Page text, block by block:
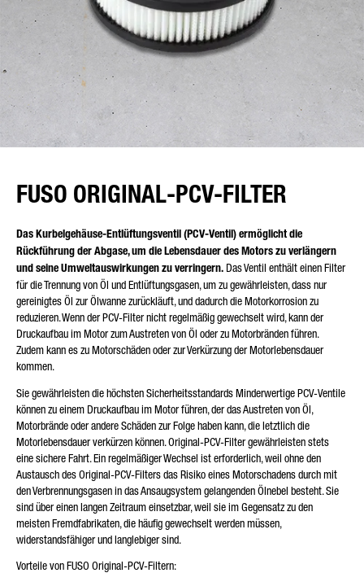
FUSO ORIGINAL-PCV-FILTER
Das Kurbelgehäuse-Entlüftungsventil (PCV-Ventil) ermöglicht die
Rückführung der Abgase, um die Lebensdauer des Motors zu verlängern
und seine Umweltauswirkungen zu verringern. Das Ventil enthält einen Filter
für die Trennung von Öl und Entlüftungsgasen, um zu gewährleisten, dass nur
gereinigtes Öl zur Ölwanne zurückläuft, und dadurch die Motorkorrosion zu
reduzieren. Wenn der PCV-Filter nicht regelmäßig gewechselt wird, kann der
Druckaufbau im Motor zum Austreten von Öl oder zu Motorbränden führen.
Zudem kann es zu Motorschäden oder zur Verkürzung der Motorlebensdauer
kommen.
Sie gewährleisten die höchsten Sicherheitsstandards Minderwertige PCV-Ventile
können zu einem Druckaufbau im Motor führen, der das Austreten von Öl,
Motorbrände oder andere Schäden zur Folge haben kann, die letztlich die
Motorlebensdauer verkürzen können. Original-PCV-Filter gewährleisten stets
eine sichere Fahrt. Ein regelmäßiger Wechsel ist erforderlich, weil ohne den
Austausch des Original-PCV-Filters das Risiko eines Motorschadens durch mit
den Verbrennungsgasen in das Ansaugsystem gelangenden Ölnebel besteht. Sie
sind über einen langen Zeitraum einsetzbar, weil sie im Gegensatz zu den
meisten Fremdfabrikaten, die häufig gewechselt werden müssen,
widerstandsfähiger und langlebiger sind.
Vorteile von FUSO Original-PCV-Filtern: